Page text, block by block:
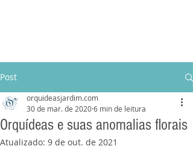
Post
Orquídeas e suas anomalias florais
orquideasjardim.com
30 de mar. de 20206 min de leitura
Atualizado: 9 de out. de 2021